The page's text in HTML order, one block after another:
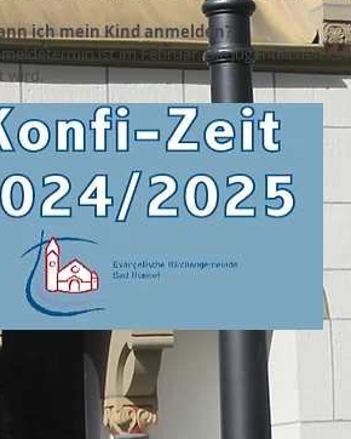
ich mein Kind anmelden?
ist im Februar. Die Jugendlichen
wird.